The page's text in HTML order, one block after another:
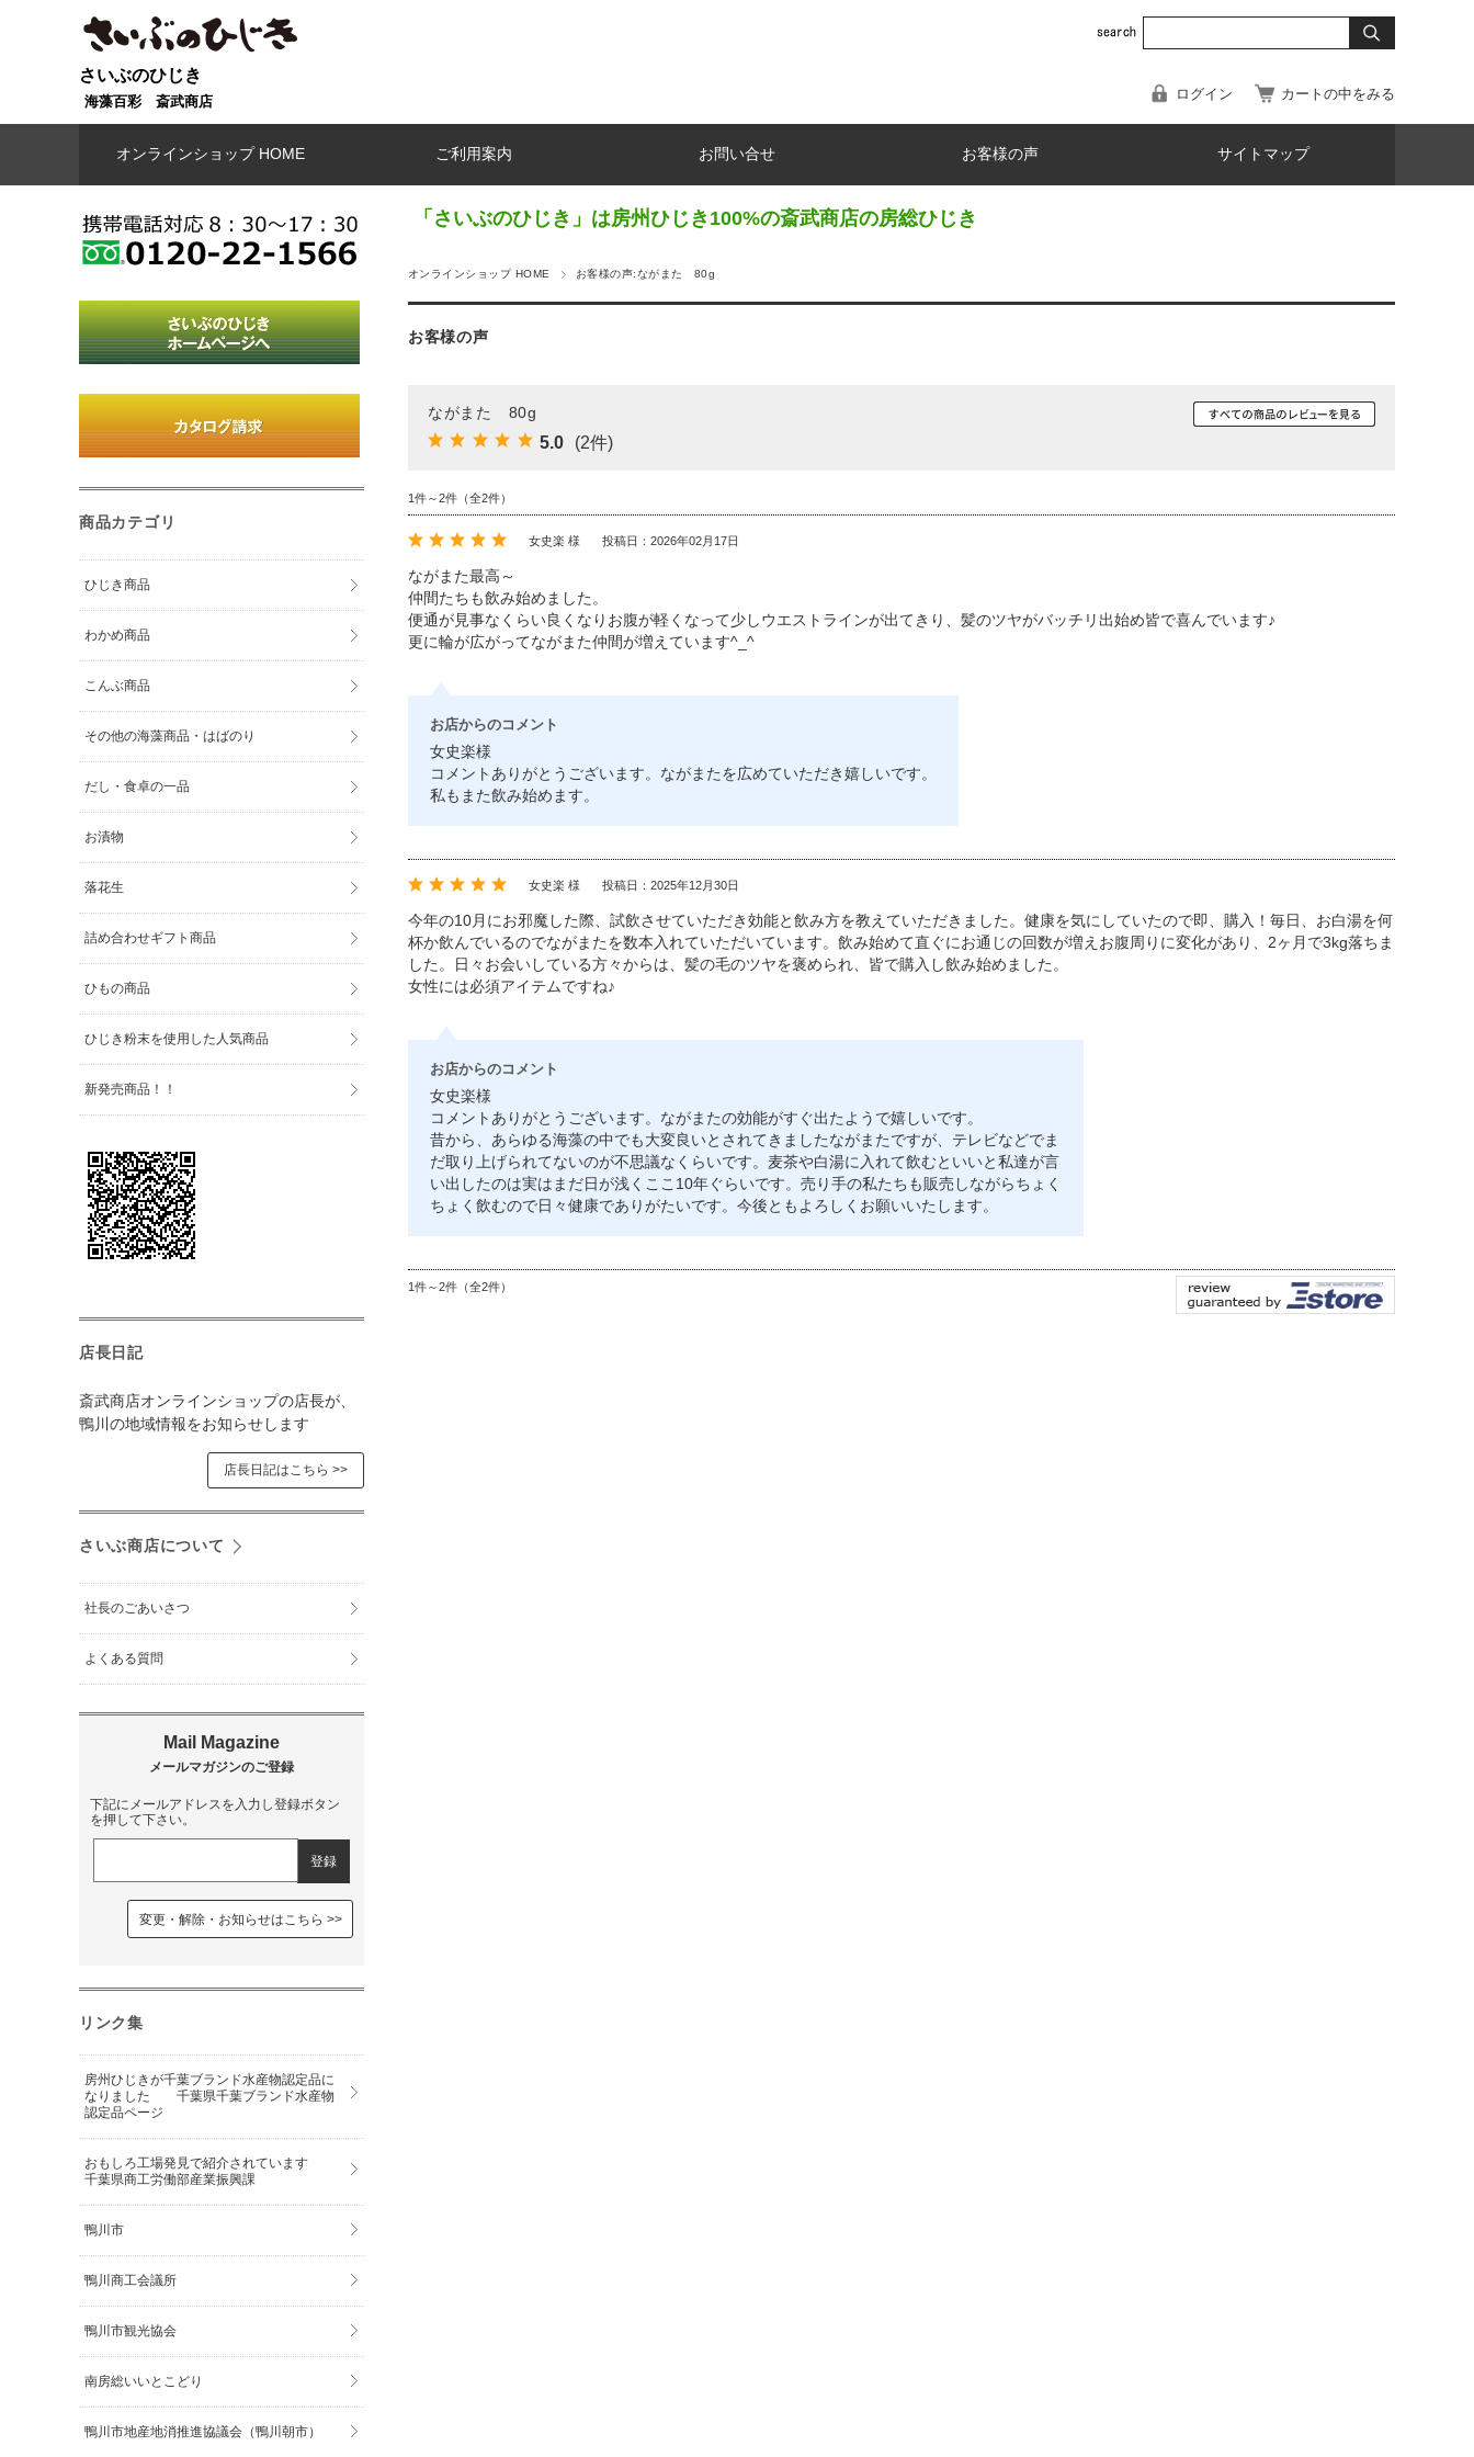
さいぶのひじき
海藻百彩 斎武商店 ログイン カートの中をみる
オンラインショップ HOME ご利用案内 お問い合せ お客様の声 サイトマップ
「さいぶのひじき」は房州ひじき100%の斎武商店の房総ひじき
オンラインショップ HOME お客様の声:ながまた 80g
お客様の声
ながまた 80g
5.0 (2件)
1件～2件（全2件）
女史楽 様 投稿日：2026年02月17日
ながまた最高～
仲間たちも飲み始めました。
便通が見事なくらい良くなりお腹が軽くなって少しウエストラインが出てきり、髪のツヤがバッチリ出始め皆で喜んでいます♪
更に輪が広がってながまた仲間が増えています^_^
お店からのコメント
女史楽様
コメントありがとうございます。ながまたを広めていただき嬉しいです。
私もまた飲み始めます。
女史楽 様 投稿日：2025年12月30日
今年の10月にお邪魔した際、試飲させていただき効能と飲み方を教えていただきました。健康を気にしていたので即、購入！毎日、お白湯を何
杯か飲んでいるのでながまたを数本入れていただいています。飲み始めて直ぐにお通じの回数が増えお腹周りに変化があり、2ヶ月で3kg落ちま
した。日々お会いしている方々からは、髪の毛のツヤを褒められ、皆で購入し飲み始めました。
女性には必須アイテムですね♪
お店からのコメント
女史楽様
コメントありがとうございます。ながまたの効能がすぐ出たようで嬉しいです。
昔から、あらゆる海藻の中でも大変良いとされてきましたながまたですが、テレビなどでま
だ取り上げられてないのが不思議なくらいです。麦茶や白湯に入れて飲むといいと私達が言
い出したのは実はまだ日が浅くここ10年ぐらいです。売り手の私たちも販売しながらちょく
ちょく飲むので日々健康でありがたいです。今後ともよろしくお願いいたします。
1件～2件（全2件）
商品カテゴリ
ひじき商品
わかめ商品
こんぶ商品
その他の海藻商品・はばのり
だし・食卓の一品
お漬物
落花生
詰め合わせギフト商品
ひもの商品
ひじき粉末を使用した人気商品
新発売商品！！
店長日記
斎武商店オンラインショップの店長が、
鴨川の地域情報をお知らせします
店長日記はこちら >>
さいぶ商店について
社長のごあいさつ
よくある質問
下記にメールアドレスを入力し登録ボタン
を押して下さい。
変更・解除・お知らせはこちら
リンク集
房州ひじきが千葉ブランド水産物認定品に
なりました 千葉県千葉ブランド水産物
認定品ページ
おもしろ工場発見で紹介されています
千葉県商工労働部産業振興課
鴨川市
鴨川商工会議所
鴨川市観光協会
南房総いいとこどり
鴨川市地産地消推進協議会（鴨川朝市）